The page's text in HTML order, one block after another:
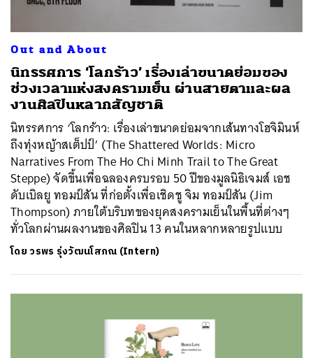
Out and About
นิทรรศการ ‘โลกร้าว’ เรื่องเล่าขนาดย่อมของ
ช่วงเวลาแห่งสงครามเย็น ผ่านสายตาและผล
งานศิลปินหลากสัญชาติ
นิทรรศการ ‘โลกร้าว: เรื่องเล่าขนาดย่อมจากเส้นทางโฮจิมินห์
ถึงทุ่งหญ้าสเต็ปป์’ (The Shattered Worlds: Micro
Narratives From The Ho Chi Minh Trail to The Great
Steppe) จัดขึ้นเพื่อฉลองครบรอบ 50 ปีของมูลนิธิเจมส์ เอช
ดับเบิลยู ทอมป์สัน ที่ก่อตั้งเพื่อเชิดชู จิม ทอมป์สัน (Jim
Thompson) ภายใต้บริบทของยุคสงครามเย็นในพื้นที่ต่างๆ
ทั่วโลกผ่านผลงานของศิลปิน 13 คนในหลากหลายรูปแบบ
โดยวรพร รุ่งวัฒนโสภณ (Intern)